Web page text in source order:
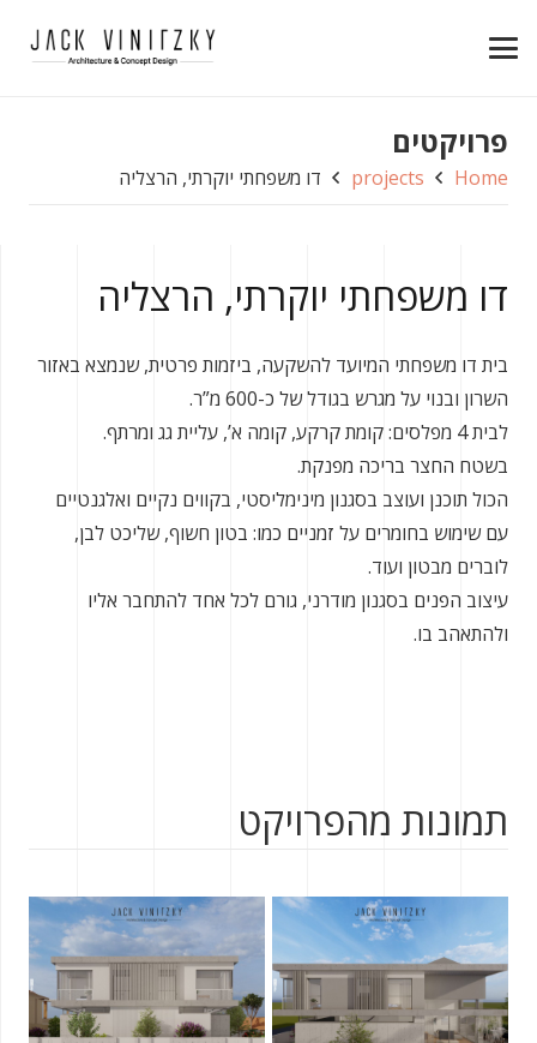
פרויקטים
Home
projects דו משפחתי יוקרתי, הרצליה
דו משפחתי יוקרתי, הרצליה
בית דו משפחתי המיועד להשקעה, ביזמות פרטית, שנמצא באזור
השרון ובנוי על מגרש בגודל של כ-600 מ”ר.
לבית 4 מפלסים: קומת קרקע, קומה א’, עליית גג ומרתף.
בשטח החצר בריכה מפנקת.
הכול תוכנן ועוצב בסגנון מינימליסטי, בקווים נקיים ואלגנטיים
עם שימוש בחומרים על זמניים כמו: בטון חשוף, שליכט לבן,
לוברים מבטון ועוד.
עיצוב הפנים בסגנון מודרני, גורם לכל אחד להתחבר אליו
ולהתאהב בו.
תמונות מהפרויקט